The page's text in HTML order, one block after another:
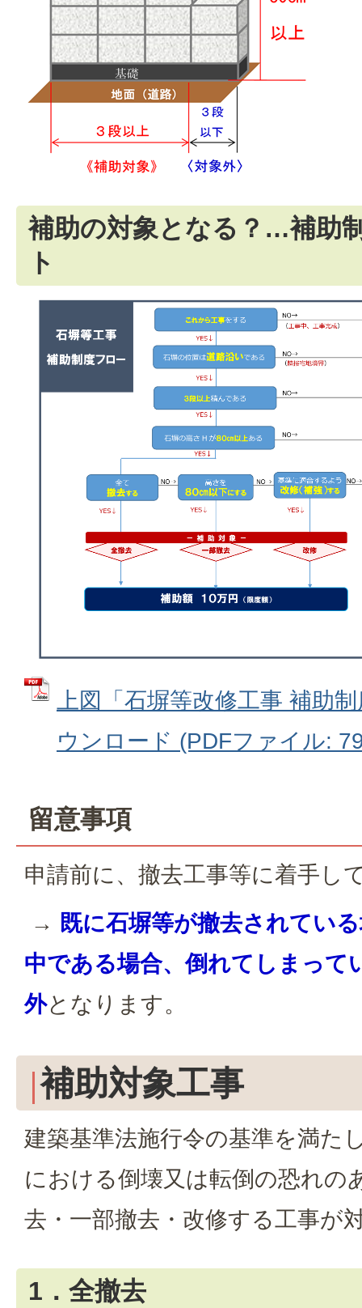
補助の対象となる？…補助
ト
上図「石塀等改修工事 補助
ウンロード (PDFファイル:
留意事項
申請前に、撤去工事等に着手し
→ 既に石塀等が撤去されてい
中である場合、倒れてしまって
外となります。
補助対象工事
建築基準法施行令の基準を満た
における倒壊又は転倒の恐れの
去・一部撤去・改修する工事が
1．全撤去